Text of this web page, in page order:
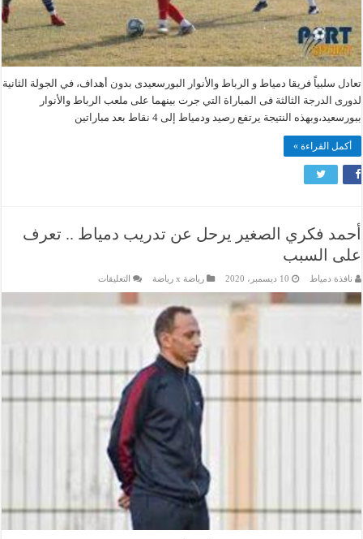
تعادل سلبياً فريقا دمياط و الرباط والأنوار البورسعيدى بدون أهداف، في الجولة الثانية
لدورى الدرجة الثالثة فى المباراة التي جرت بينهما على ملعب الرباط والأنوار
ببورسعيد،وبهذه النتيجة يرتفع رصيد ودمياط إلى 4 نقاط بعد مباراتين
أكمل القراءة »
أحمد فكري الصغير يرحل عن تدريب دمياط .. تعرف
على السبب
نافذة دمياط 10 ديسمبر، 2020 رياضة x رياضة التعليقات
تعرف
مغلقة